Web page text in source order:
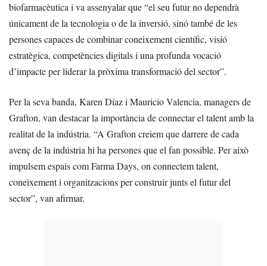
biofarmacèutica i va assenyalar que “el seu futur no dependrà
únicament de la tecnologia o de la inversió, sinó també de les
persones capaces de combinar coneixement científic, visió
estratègica, competències digitals i una profunda vocació
d’impacte per liderar la pròxima transformació del sector”.
Per la seva banda, Karen Díaz i Mauricio Valencia, managers de
Grafton, van destacar la importància de connectar el talent amb la
realitat de la indústria. “A Grafton creiem que darrere de cada
avenç de la indústria hi ha persones que el fan possible. Per això
impulsem espais com Farma Days, on connectem talent,
coneixement i organitzacions per construir junts el futur del
sector”, van afirmar.